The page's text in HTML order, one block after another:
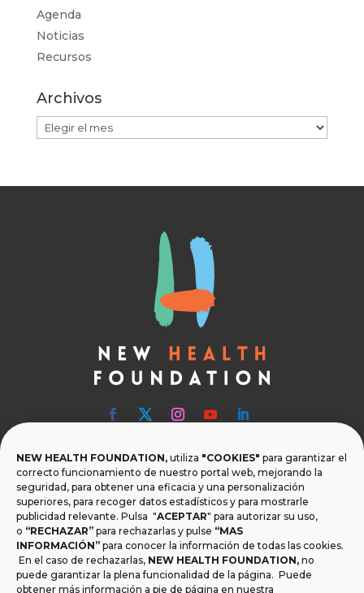
NEW HEALTH FOUNDATION, utiliza "COOKIES" para garantizar el
correcto funcionamiento de nuestro portal web, mejorando la
seguridad, para obtener una eficacia y una personalización
superiores, para recoger datos estadísticos y para mostrarle
publicidad relevante. Pulsa "ACEPTAR" para autorizar su uso,
o “RECHAZAR” para rechazarlas y pulse “MAS
INFORMACIÓN” para conocer la información de todas las cookies.
En el caso de rechazarlas, NEW HEALTH FOUNDATION, no
puede garantizar la plena funcionalidad de la página. Puede
obtener más información a pie de página en nuestra
Agenda
Noticias
Recursos
Archivos
Archivos
 Teléfono
T.+34 954 219 597
 Dónde estamos
Calle Monsalves 35 Local 2. 41001, Sevilla.
España